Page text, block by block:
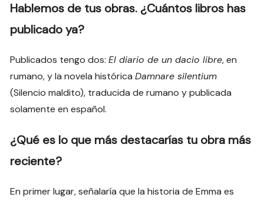
Hablemos de tus obras. ¿Cuántos libros has
publicado ya?
Publicados tengo dos:El diario de un dacio libre, en
rumano, y la novela históricaDamnare silentium
(Silencio maldito), traducida de rumano y publicada
solamente en español.
¿Qué es lo que más destacarías tu obra más
reciente?
En primer lugar, señalaría que la historia de Emma es